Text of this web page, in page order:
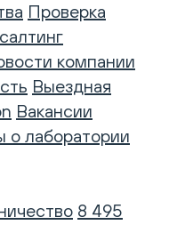
Проверка
компании
Выездная
Вакансии
о лаборатории
8 495